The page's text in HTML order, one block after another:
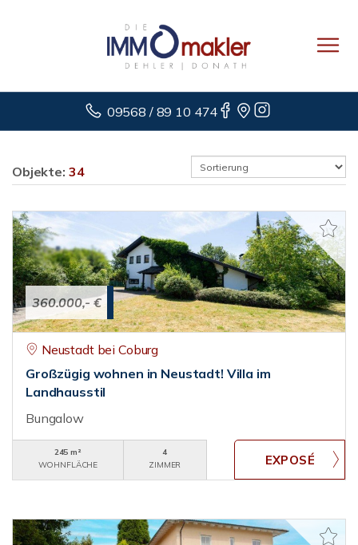
09568 / 89 10 474
Objekte: 34
360.000,- €
Neustadt bei Coburg
Großzügig wohnen in Neustadt! Villa im
Landhausstil
Bungalow
245 m²
WOHNFLÄCHE
4
ZIMMER